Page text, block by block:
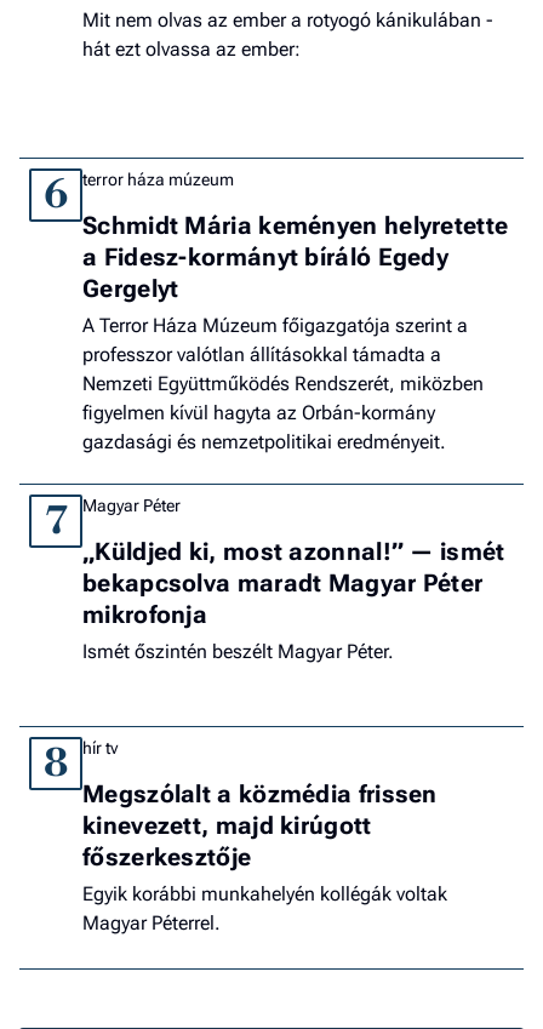
Mit nem olvas az ember a rotyogó kánikulában -
hát ezt olvassa az ember:
6 terror háza múzeum
Schmidt Mária keményen helyretette
a Fidesz-kormányt bíráló Egedy
Gergelyt
A Terror Háza Múzeum főigazgatója szerint a
professzor valótlan állításokkal támadta a
Nemzeti Együttműködés Rendszerét, miközben
figyelmen kívül hagyta az Orbán-kormány
gazdasági és nemzetpolitikai eredményeit.
7 Magyar Péter
„Küldjed ki, most azonnal!” — ismét
bekapcsolva maradt Magyar Péter
mikrofonja
Ismét őszintén beszélt Magyar Péter.
8 hír tv
Megszólalt a közmédia frissen
kinevezett, majd kirúgott
főszerkesztője
Egyik korábbi munkahelyén kollégák voltak
Magyar Péterrel.